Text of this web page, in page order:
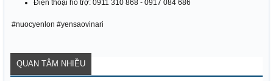
Điện thoại hỗ trợ: 0911 310 868 - 0917 084 686
#nuocyenlon #yensaovinari
QUAN TÂM NHIỀU